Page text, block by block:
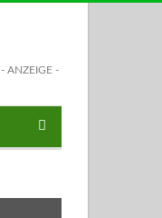
- ANZEIGE -